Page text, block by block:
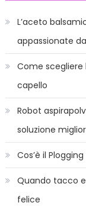
L’aceto
appassionate
Come scegliere
capello
Robot
soluzione
Cos’è il
Quando tacco
felice